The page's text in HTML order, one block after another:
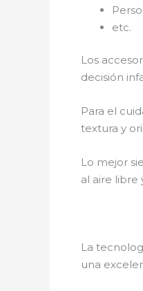
etc.
Los
decisión
Para el
textura y
Lo mejor
al aire
La
una